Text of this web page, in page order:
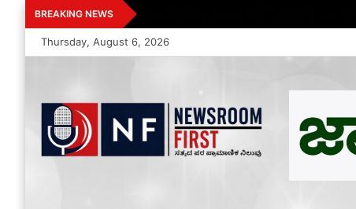
Skip
to
content
BREAKING NEWS
Thursday, August 6, 2026